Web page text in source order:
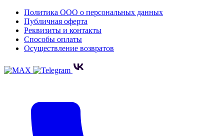
Политика ООО о персональных данных
Публичная оферта
Реквизиты и контакты
Способы оплаты
Осуществление возвратов